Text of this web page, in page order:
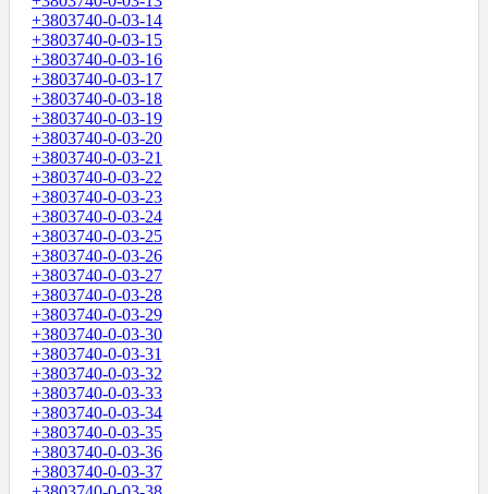
+3803740-0-03-14
+3803740-0-03-15
+3803740-0-03-16
+3803740-0-03-17
+3803740-0-03-18
+3803740-0-03-19
+3803740-0-03-20
+3803740-0-03-21
+3803740-0-03-22
+3803740-0-03-23
+3803740-0-03-24
+3803740-0-03-25
+3803740-0-03-26
+3803740-0-03-27
+3803740-0-03-28
+3803740-0-03-29
+3803740-0-03-30
+3803740-0-03-31
+3803740-0-03-32
+3803740-0-03-33
+3803740-0-03-34
+3803740-0-03-35
+3803740-0-03-36
+3803740-0-03-37